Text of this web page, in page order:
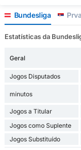
Bundesliga
Estatísticas da
Geral
Jogos Disputados
minutos
Jogos a Titular
Jogos como Suplente
Jogos Substituído